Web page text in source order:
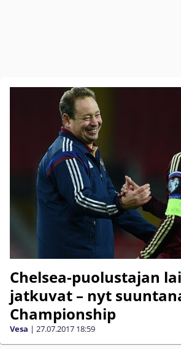
Chelsea-puolustajan
jatkuvat – nyt
Championship
Vesa | 27.07.2017 18:59